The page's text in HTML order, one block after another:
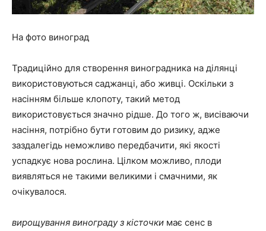
На фото виноград
Традиційно для створення виноградника на ділянці
використовуються саджанці, або живці. Оскільки з
насінням більше клопоту, такий метод
використовується значно рідше. До того ж, висіваючи
насіння, потрібно бути готовим до ризику, адже
заздалегідь неможливо передбачити, які якості
успадкує нова рослина. Цілком можливо, плоди
виявляться не такими великими і смачними, як
очікувалося.
вирощування винограду з кісточки має сенс в